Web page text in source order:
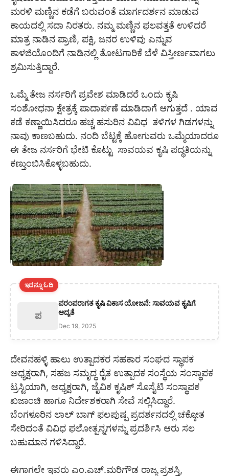
ಮರಳಿ ಮಣ್ಣಿನ ಕಡೆಗೆ ಬರುವಂತೆ ಮಾರ್ಗದರ್ಶನ ಮಾಡುವ
ಕಾಯದಲ್ಲಿ ಸದಾ ನಿರತರು. ನಮ್ಮ ಮಣ್ಣಿನ ಫಲವತ್ತತೆ ಉಳಿದರೆ
ಮಾತ್ರ ನಾಡಿನ ಪ್ರಾಣಿ, ಪಕ್ಷಿ, ಜನರ ಉಳಿವು ಎನ್ನುವ
ಕಾಳಜಿಯೊಂದಿಗೆ ನಾಡಿನಲ್ಲಿ ತೋಟಗಾರಿಕೆ ಬೆಳೆ ವಿಸ್ತೀರ್ಣವಾಗಲು
ಶ್ರಮಿಸುತ್ತಿದ್ದಾರೆ.
ಒಮ್ಮೆ ತೇಜ ನರ್ಸರಿಗೆ ಪ್ರವೇಶ ಮಾಡಿದರೆ ಒಂದು ಕೃಷಿ
ಸಂಶೋಧನಾ ಕ್ಷೇತ್ರಕ್ಕೆ ಪಾದಾರ್ಪಣೆ ಮಾಡಿದಾಗೆ ಆಗುತ್ತದೆ . ಯಾವ
ಕಡೆ ಕಣ್ಣಾಯಿಸಿದರೂ ಹಚ್ಚ ಹಸುರಿನ ವಿವಿಧ ತಳಿಗಳ ಗಿಡಗಳನ್ನು
ನಾವು ಕಾಣಬಹುದು. ನಂದಿ ಬೆಟ್ಟಕ್ಕೆ ಹೋಗುವರು ಒಮ್ಮೆಯಾದರೂ
ಈ ತೇಜ ನರ್ಸರಿಗೆ ಭೇಟಿ ಕೊಟ್ಟು ಸಾವಯವ ಕೃಷಿ ಪದ್ಧತಿಯನ್ನು
ಕಣ್ತುಂಬಿಸಿಕೊಳ್ಳಬಹುದು.
ಇದನ್ನೂ ಓದಿ
ಪ
ಪರಂಪರಾಗತ ಕೃಷಿ ವಿಕಾಸ ಯೋಜನೆ: ಸಾವಯವ ಕೃಷಿಗೆ
ಆದ್ಯತೆ
Dec 19, 2025
ದೇವನಹಳ್ಳಿ ಹಾಲು ಉತ್ಪಾದಕರ ಸಹಕಾರ ಸಂಘದ ಸ್ಥಾಪಕ
ಅಧ್ಯಕ್ಷರಾಗಿ, ಸಹಜ ಸಮೃದ್ಧ ರೈತ ಉತ್ಪಾದಕ ಸಂಸ್ಥೆಯ ಸಂಸ್ಥಾಪಕ
ಟ್ರಸ್ಟಿಯಾಗಿ, ಅಧ್ಯಕ್ಷರಾಗಿ, ಜೈವಿಕ ಕೃಷಿಕ್ ಸೊಸೈಟಿ ಸಂಸ್ಥಾಪಕ
ಖಜಾಂಚಿ ಹಾಗೂ ನಿರ್ದೇಶಕರಾಗಿ ಸೇವೆ ಸಲ್ಲಿಸಿದ್ದಾರೆ.
ಬೆಂಗಳೂರಿನ ಲಾಲ್ ಬಾಗ್ ಫಲಪುಷ್ಪ ಪ್ರದರ್ಶನದಲ್ಲಿ ಚಕ್ಕೋತ
ಸೇರಿದಂತೆ ವಿವಿಧ ಫಲೋತ್ಪನ್ನಗಳನ್ನು ಪ್ರದರ್ಶಿಸಿ ಆರು ಸಲ
ಬಹುಮಾನ ಗಳಿಸಿದ್ದಾರೆ.
ಈಗಾಗಲೇ ಇವರು ಎಂ.ಎಚ್.ಮರಿಗೌಡ ರಾಜ್ಯ ಪ್ರಶಸ್ತಿ,